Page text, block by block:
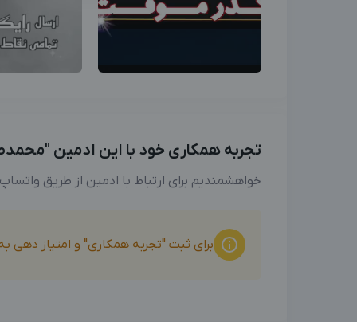
تجربه همکاری خود با این ادمین
خواهشمندیم برای ارتباط با ادمین از طریق
برای ثبت "تجربه همکاری" و امتیاز دهی